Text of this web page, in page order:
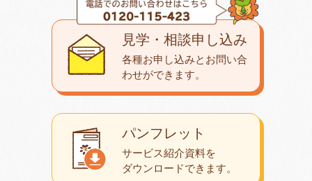
パンフレット
サービス紹介資料を
ダウンロードできます。
見学・相談申し込み
各種お申し込みとお問い合
わせができます。